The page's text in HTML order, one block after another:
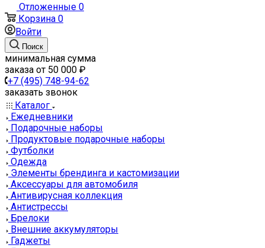
Отложенные 0
Корзина 0
Войти
Поиск
минимальная сумма
заказа от 50 000 ₽
+7 (495) 748-94-62
заказать звонок
Каталог
Ежедневники
Подарочные наборы
Продуктовые подарочные наборы
Футболки
Одежда
Элементы брендинга и кастомизации
Аксессуары для автомобиля
Антивирусная коллекция
Антистрессы
Брелоки
Внешние аккумуляторы
Гаджеты